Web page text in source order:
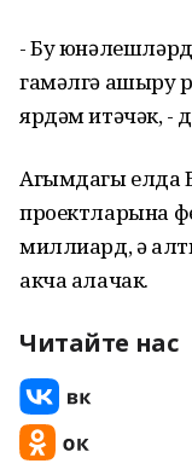
- Бу
гамәлгә ашыру
ярдәм итәчәк, -
Агымдагы елда
проектларына
миллиард, ә
акча алачак.
Читайте нас